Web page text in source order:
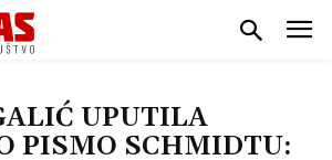
UPUTILA
PISMO SCHMIDTU: